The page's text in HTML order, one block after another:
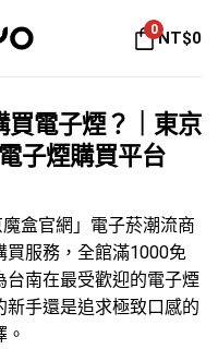
0NT$0
買電子煙？｜東京
子煙購買平台
盒官網 」 電子菸潮流商
買服務，全館滿1000免
台南在最受歡迎的電子煙
手還是追求極致口感的